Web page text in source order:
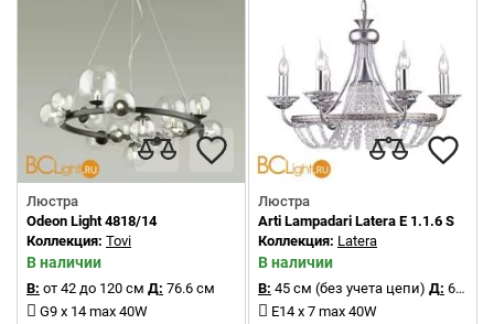
Люстра
Odeon Light 4818/14
Коллекция: Tovi
В наличии
В: от 42 до 120 см Д: 76.6 см
G9 x 14 max 40W
Люстра
Arti Lampadari Latera E 1.1.6 S
Коллекция: Latera
В наличии
В: 45 см (без учета цепи) Д: 63 см
E14 x 7 max 40W